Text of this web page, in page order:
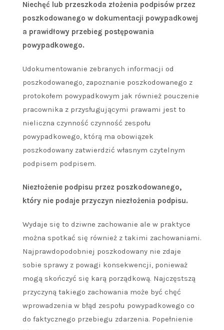
Niechęć lub przeszkoda złożenia podpisów przez
poszkodowanego w dokumentacji powypadkowej
a prawidłowy przebieg postępowania
powypadkowego.
Udokumentowanie zebranych informacji od
poszkodowanego, zapoznanie poszkodowanego z
protokołem powypadkowym jak również pouczenie
pracownika z przysługującymi prawami jest to
nieliczna czynność czynność zespołu
powypadkowego, którą ma obowiązek
poszkodowany zatwierdzić własnym czytelnym
podpisem podpisem.
Niezłożenie podpisu przez poszkodowanego,
który nie podaje przyczyn niezłożenia podpisu.
Wydaje się to dziwne zachowanie ale w praktyce
można spotkać się również z takimi zachowaniami.
Najprawdopodobniej poszkodowany nie zdaje
sobie sprawy z powagi konsekwencji, ponieważ
mogą skończyć się karą porządkową. Najczęstszą
przyczyną takiego zachowania może być chęć
wprowadzenia w błąd zespołu powypadkowego co
do faktycznego przebiegu zdarzenia. Popełnienie